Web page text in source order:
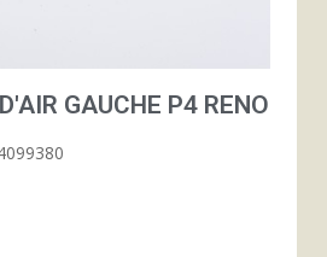
GAUCHE P4 RENO